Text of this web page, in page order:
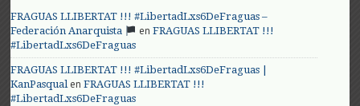
FRAGUAS LLIBERTAT !!! #LibertadLxs6DeFraguas –
Federación Anarquista
enFRAGUAS LLIBERTAT !!!
#LibertadLxs6DeFraguas
FRAGUAS LLIBERTAT !!! #LibertadLxs6DeFraguas |
KanPasqualenFRAGUAS LLIBERTAT !!!
#LibertadLxs6DeFraguas